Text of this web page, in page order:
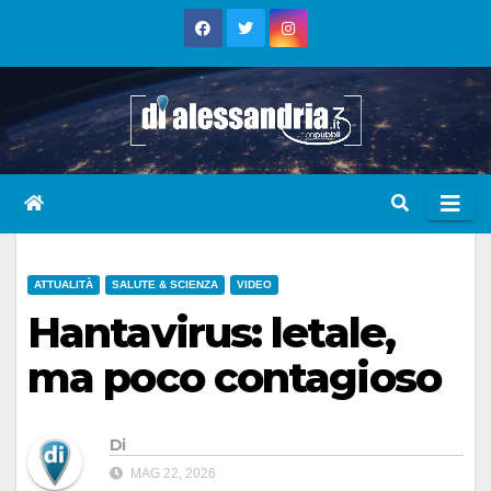
ATTUALITÀ SALUTE & SCIENZA VIDEO
Hantavirus: letale,
ma poco contagioso
Di
MAG 22, 2026